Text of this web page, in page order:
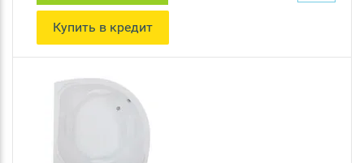
Купить в кредит